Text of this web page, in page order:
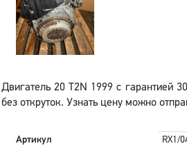
Двигатель 20 T2N 1999 с гарантией
без откруток. Узнать цену можно
Артикул
RX1/